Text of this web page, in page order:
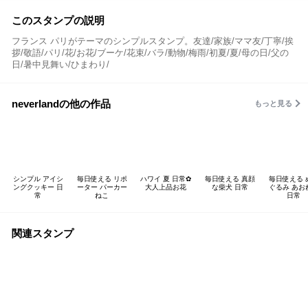
このスタンプの説明
フランス パリがテーマのシンプルスタンプ。友達/家族/ママ友/丁寧/挨
拶/敬語/パリ/花/お花/ブーケ/花束/バラ/動物/梅雨/初夏/夏/母の日/父の
日/暑中見舞い/ひまわり/
neverlandの他の作品 もっと見る
シンプル アイシ
ングクッキー 日
常
毎日使える リポ
ーター パーカー
ねこ
ハワイ 夏 日常✿
大人上品お花
毎日使える 真顔
な柴犬 日常
毎日使える
ぐるみ あお
日常
関連スタンプ